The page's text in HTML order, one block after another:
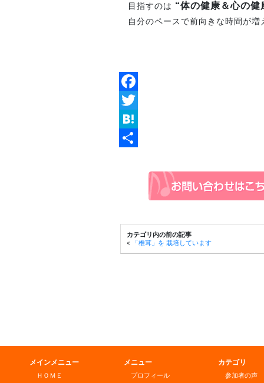
目指すのは “体の健康＆心の
自分のペースで前向きな時間が
Facebook
Twitter
Hatena
カテゴリ内の前の記事
«
「椎茸」を 栽培しています
メインメニュー
ＨＯＭＥ
メニュー
プロフィール
カテゴリ
参加者の声